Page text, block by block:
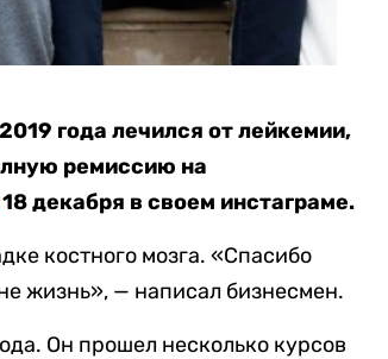
года лечился от лейкемии,
ремиссию на
18 декабря в своем инстаграме.
костного мозга. «Спасибо
жизнь», — написал бизнесмен.
Он прошел несколько курсов